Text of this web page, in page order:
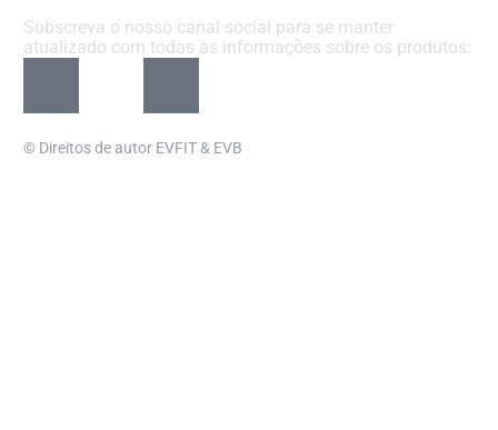
Subscreva o nosso canal social para se manter
atualizado com todas as informações sobre os produtos:
© Direitos de autor EVFIT & EVB